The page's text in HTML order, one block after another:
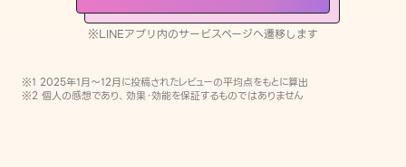
※LINEアプリ内のサービスページへ遷移します
※1 2025年1月〜12月に投稿されたレビューの平均点をもとに算出
※2 個人の感想であり、効果・効能を保証するものではありません